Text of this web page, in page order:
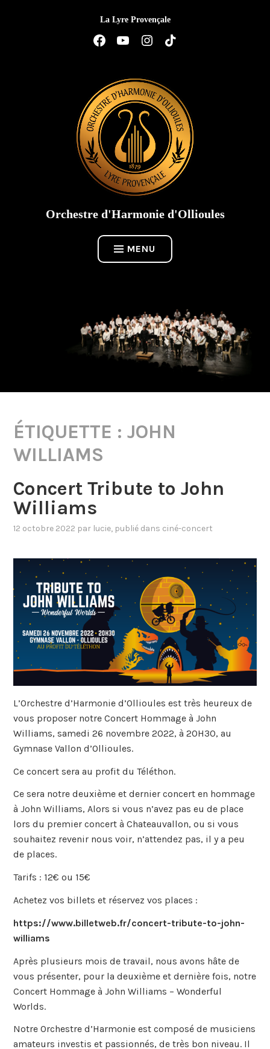
La Lyre Provençale
Élément
de
Élément
de
Élément
de
Élément
de
Orchestre d'Harmonie d'Ollioules
MENU
ÉTIQUETTE :JOHN
WILLIAMS
Concert Tribute to John
Williams
12 octobre 2022 par lucie, publié dans ciné-concert
L’Orchestre d’Harmonie d’Ollioules est très heureux de
vous proposer notre Concert Hommage à John
Williams, samedi 26 novembre 2022, à 20H30, au
Gymnase Vallon d’Ollioules.
Ce concert sera au profit du Téléthon.
Ce sera notre deuxième et dernier concert en hommage
à John Williams, Alors si vous n’avez pas eu de place
lors du premier concert à Chateauvallon, ou si vous
souhaitez revenir nous voir, n’attendez pas, il y a peu
de places.
Tarifs : 12€ ou 15€
Achetez vos billets et réservez vos places :
https://www.billetweb.fr/concert-tribute-to-john-
williams
Après plusieurs mois de travail, nous avons hâte de
vous présenter, pour la deuxième et dernière fois, notre
Concert Hommage à John Williams – Wonderful
Worlds.
Notre Orchestre d’Harmonie est composé de musiciens
amateurs investis et passionnés, de très bon niveau. Il